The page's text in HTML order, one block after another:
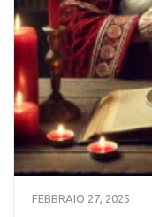
FEBBRAIO 27, 2025